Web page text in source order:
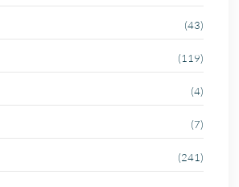
(43)
(119)
(4)
(7)
(241)